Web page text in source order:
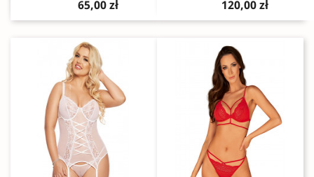
65,00 zł 120,00 zł